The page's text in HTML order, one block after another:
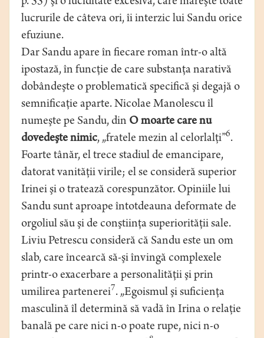
lucrurile de câteva ori, îi interzic lui Sandu orice
efuziune.
Dar Sandu apare în fiecare roman într-o altă
ipostază, în funcţie de care substanţa narativă
dobândeşte o problematică specifică şi degajă o
semnificaţie aparte. Nicolae Manolescu îl
numeşte pe Sandu, din O moarte care nu
dovedeşte nimic, „fratele mezin al celorlalţi”6.
Foarte tânăr, el trece stadiul de emancipare,
datorat vanităţii virile; el se consideră superior
Irinei şi o tratează corespunzător. Opiniile lui
Sandu sunt aproape întotdeauna deformate de
orgoliul său şi de conştiinţa superiorităţii sale.
Liviu Petrescu consideră că Sandu este un om
slab, care încearcă să-şi învingă complexele
printr-o exacerbare a personalităţii şi prin
umilirea partenerei7. „Egoismul şi suficienţa
masculină îl determină să vadă în Irina o relaţie
banală pe care nici n-o poate rupe, nici n-o